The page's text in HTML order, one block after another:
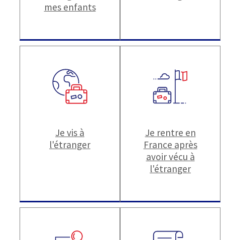
mes enfants
Je vis à
l'étranger
Je rentre en
France après
avoir vécu à
l'étranger